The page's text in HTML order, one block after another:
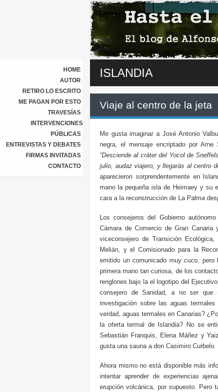
HOME
AUTOR
RETIRO LO ESCRITO
ME PAGAN POR ESTO
TRAVESÍAS
INTERVENCIONES
PÚBLICAS
ENTREVISTAS Y DEBATES
FIRMAS INVITADAS
CONTACTO
ISLANDIA
Viaje al centro de la jeta
Me gusta imaginar a José Antonio
negra, el mensaje encriptado por
“Desciende al cráter del Yocol de
julio, audaz viajero, y llegarás al centro
aparecieron sorprendentemente en
mano la pequeña isla de Heimaey y su
cara a la reconstrucción de La Palma
Los consejeros del Gobierno
Cámara de Comercio de Gran
viceconsejero de Transición
Melián, y el Comisionado para la
emitido un comunicado muy cuco,
primera mano tan curiosa, de los
renglones bajo la el logotipo del
consejero de Sanidad, a no ser que
investigación sobre las aguas
verdad, aguas termales en Canarias?
la oferta termal de Islandia? No se
Sebastián Franquis, Elena Máñez y
gusta una sauna a don Casimiro Curbelo.
Ahora mismo no está disponible más
intentar aprender de experiencias
erupción volcánica, por supuesto. Pero